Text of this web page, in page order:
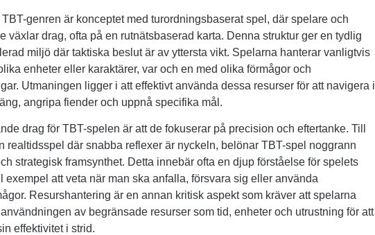
genren är konceptet med turordningsbaserat spel, där spelare och
växlar drag, ofta på en rutnätsbaserad karta. Denna struktur ger en tydlig
miljö där taktiska beslut är av yttersta vikt. Spelarna hanterar vanligtvis
enheter eller karaktärer, var och en med olika förmågor och
Utmaningen ligger i att effektivt använda dessa resurser för att navigera i
angripa fiender och uppnå specifika mål.
drag för TBT-spelen är att de fokuserar på precision och eftertanke. Till
realtidsspel där snabba reflexer är nyckeln, belönar TBT-spel noggrann
strategisk framsynthet. Detta innebär ofta en djup förståelse för spelets
exempel att veta när man ska anfalla, försvara sig eller använda
Resurshantering är en annan kritisk aspekt som kräver att spelarna
av begränsade resurser som tid, enheter och utrustning för att
effektivitet i strid.